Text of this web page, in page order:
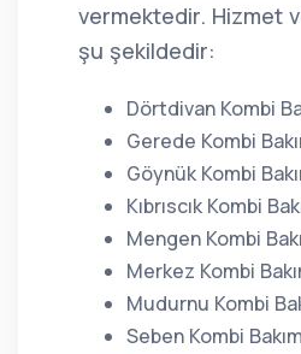
vermektedir. Hizmet
şu şekildedir:
Dörtdivan Kombi
Gerede Kombi
Göynük Kombi
Kıbrıscık Kombi
Mengen Kombi
Merkez Kombi
Mudurnu Kombi
Seben Kombi